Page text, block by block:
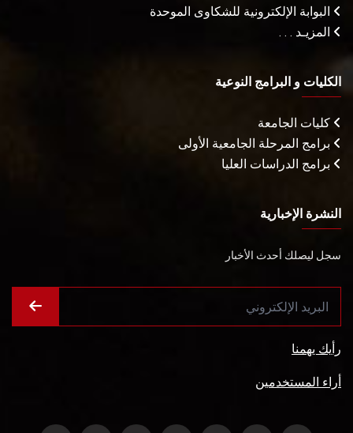
البوابة الإلكترونية للشكاوى الموحدة
المزيـد . . .
الكليات و البرامج النوعية
كليات الجامعة
برامج المرحلة الجامعية الأولى
برامج الدراسات العليا
النشرة الإخبارية
سجل ليصلك أحدث الأخبار
رأيك يهمنا
أراء المستخدمين